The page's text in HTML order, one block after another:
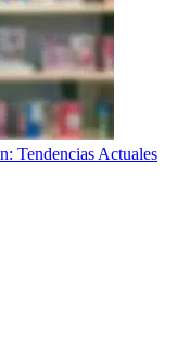
Tendencias Actuales